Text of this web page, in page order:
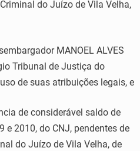
do Juízo de Vila Velha,
MANOEL ALVES
Tribunal de Justiça do
de suas atribuições legais, e
de considerável saldo de
e 2010, do CNJ, pendentes de
do Juízo de Vila Velha, de